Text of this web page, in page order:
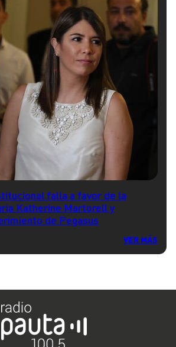
falla a favor de la
Katherine Martorell y
de Pegasus
VER MÁS